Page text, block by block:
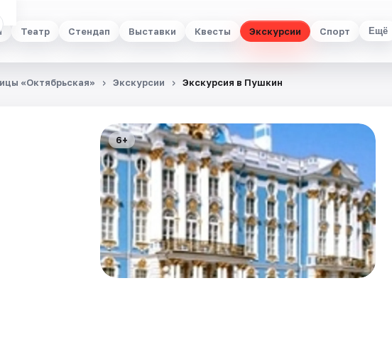
Театр Стендап Выставки Квесты Экскурсии Спорт Ещё
«Октябрьская» Экскурсии Экскурсия в Пушкин
6+